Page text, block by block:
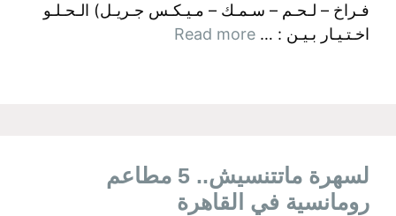
فـراخ – لـحـم – سـمـك – مـيـكـس جـريـل) الـحـلـو
اخـتـيـار بـيـن : … Read more
لسهرة ماتتنسيش.. 5 مطاعم
رومانسية في القاهرة